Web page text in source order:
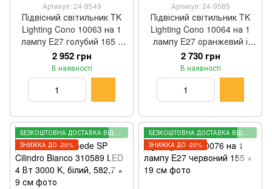
Артикул: 24-9549
Підвісний світильник TK
Lighting Cono 10063 на 1
лампу E27 голубий 165 ×
32 см
2 952 грн
В наявності
Артикул: 24-9585
Підвісний світильник TK
Lighting Cono 10064 на 1
лампу E27 оранжевий і
помаранчевий 160 × 25 см
2 730 грн
В наявності
БЕЗКОШТОВНА ДОСТАВКА ВІД 2000 ГРН
ЗНИЖКА ДО -20%
БЕЗКОШТОВНА ДОСТАВКА ВІД 2000 ГРН
ЗНИЖКА ДО -20%